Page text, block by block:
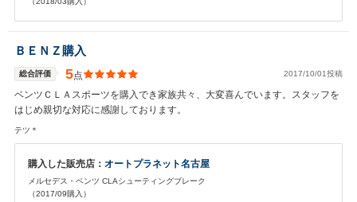
ＢＥＮＺ購入
総合評価 5点 2017/10/01投稿
ベンツＣＬＡスポーツを購入でき家族共々、大変喜んでいます。スタッフを
はじめ親切な対応に感謝しております。
テツ＊
購入した販売店： オートプラネット名古屋
メルセデス・ベンツ CLAシューティングブレーク
（2017/09購入）